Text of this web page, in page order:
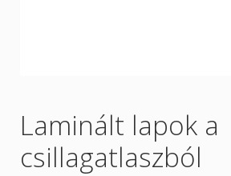
Termékeink
Üzletszabályzat
Laminált lapok a
csillagatlaszból